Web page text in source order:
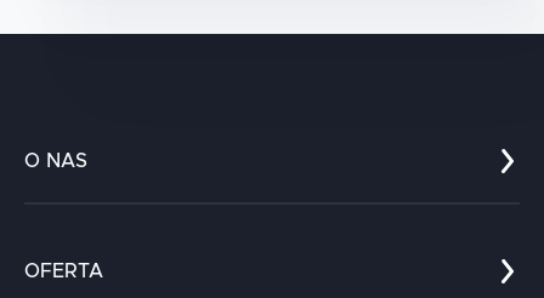
O NAS
Kariera
OFERTA